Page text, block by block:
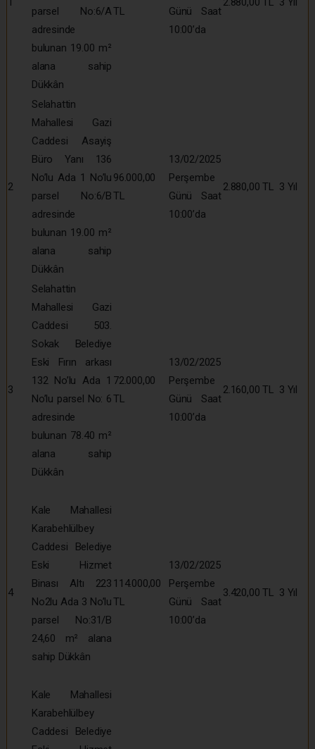
parsel No:6/A
adresinde
bulunan 19.00 m²
alana sahip
Dükkân
TL
Günü Saat
10:00’da
2
Selahattin
Mahallesi Gazi
Caddesi Asayiş
Büro Yanı 136
No’lu Ada 1 No’lu
parsel No:6/B
adresinde
bulunan 19.00 m²
alana sahip
Dükkân
96.000,00
TL
13/02/2025
Perşembe
Günü Saat
10:00’da
2.880,00 TL 3 Yıl
3
Selahattin
Mahallesi Gazi
Caddesi 503.
Sokak Belediye
Eski Fırın arkası
132 No’lu Ada 1
No’lu parsel No: 6
adresinde
bulunan 78.40 m²
alana sahip
Dükkân
72.000,00
TL
13/02/2025
Perşembe
Günü Saat
10:00’da
2.160,00 TL 3 Yıl
4
Kale Mahallesi
Karabehlülbey
Caddesi Belediye
Eski Hizmet
Binası Altı 223
No2lu Ada 3 No’lu
parsel No:31/B
24,60 m² alana
sahip Dükkân
114.000,00
TL
13/02/2025
Perşembe
Günü Saat
10:00’da
3.420,00 TL 3 Yıl
Kale Mahallesi
Karabehlülbey
Caddesi Belediye